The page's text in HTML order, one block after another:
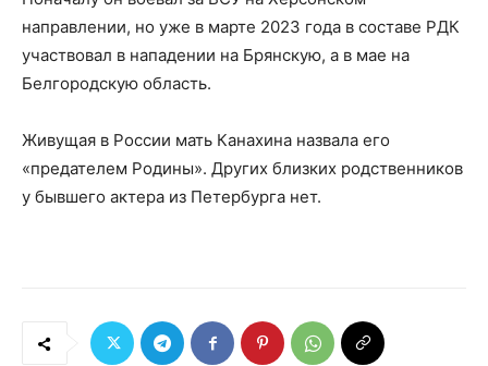
направлении, но уже в марте 2023 года в составе РДК
участвовал в нападении на Брянскую, а в мае на
Белгородскую область.
Живущая в России мать Канахина назвала его
«предателем Родины». Других близких родственников
у бывшего актера из Петербурга нет.